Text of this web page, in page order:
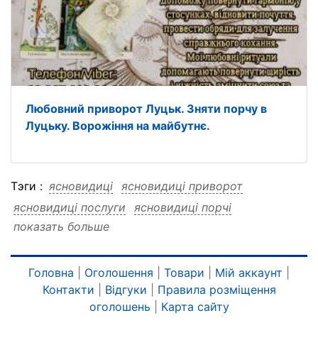
Любовний приворот Луцьк. Зняти порчу в
Луцьку. Ворожіння на майбутнє.
Тэги : ясновидиці ясновидиці приворот
ясновидиці послуги
ясновидиці порчі
ясновидиці луцьк
ясновидиці ворожіння приворот
ясновидиці ворожіння послуги
ясновидиці ворожіння порчі
показать больше
Головна Оголошення Товари Мій аккаунт
Контакти
Відгуки
Правила розміщення
оголошень
Карта сайту